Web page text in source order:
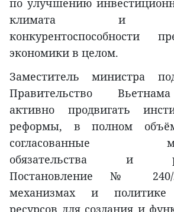
климата и
конкурентоспособности
экономики в целом.
Заместитель министра
Правительство
активно продвигать
реформы, в полном
согласованные
обязательства и
Постановление № 240/
механизмах и политике
ресурсов для создания и